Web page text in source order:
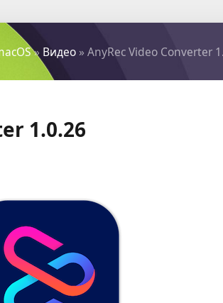
» Видео» AnyRec Video Converter
1.0.26